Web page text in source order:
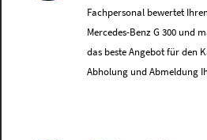
Fachpersonal bewertet
Mercedes-Benz G 300 und
das beste Angebot für den
Abholung und Abmeldung